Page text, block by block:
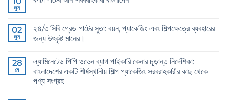
2026
Guide
to
36/4
Configurations
এ
জুন
Fibre
Supplier
Bangladesh
এ
02
জুন
২৪/৩ সিবি গ্রেড পাটের সুতা: বয়ন, প্যাকেজিং এবং শিল্পক্ষেত্রে ব্যবহারের
জন্য উৎকৃষ্ট মানের।
Grade
Jute
Yarn:
Premium
Quality
নেই
28
মে
ল্যামিনেটেড পিপি ওভেন ব্যাগ পাইকারি কেনার চূড়ান্ত নির্দেশিকা:
বাংলাদেশের একটি শীর্ষস্থানীয় শিল্প প্যাকেজিং সরবরাহকারীর কাছ থেকে
পণ্য সংগ্রহ